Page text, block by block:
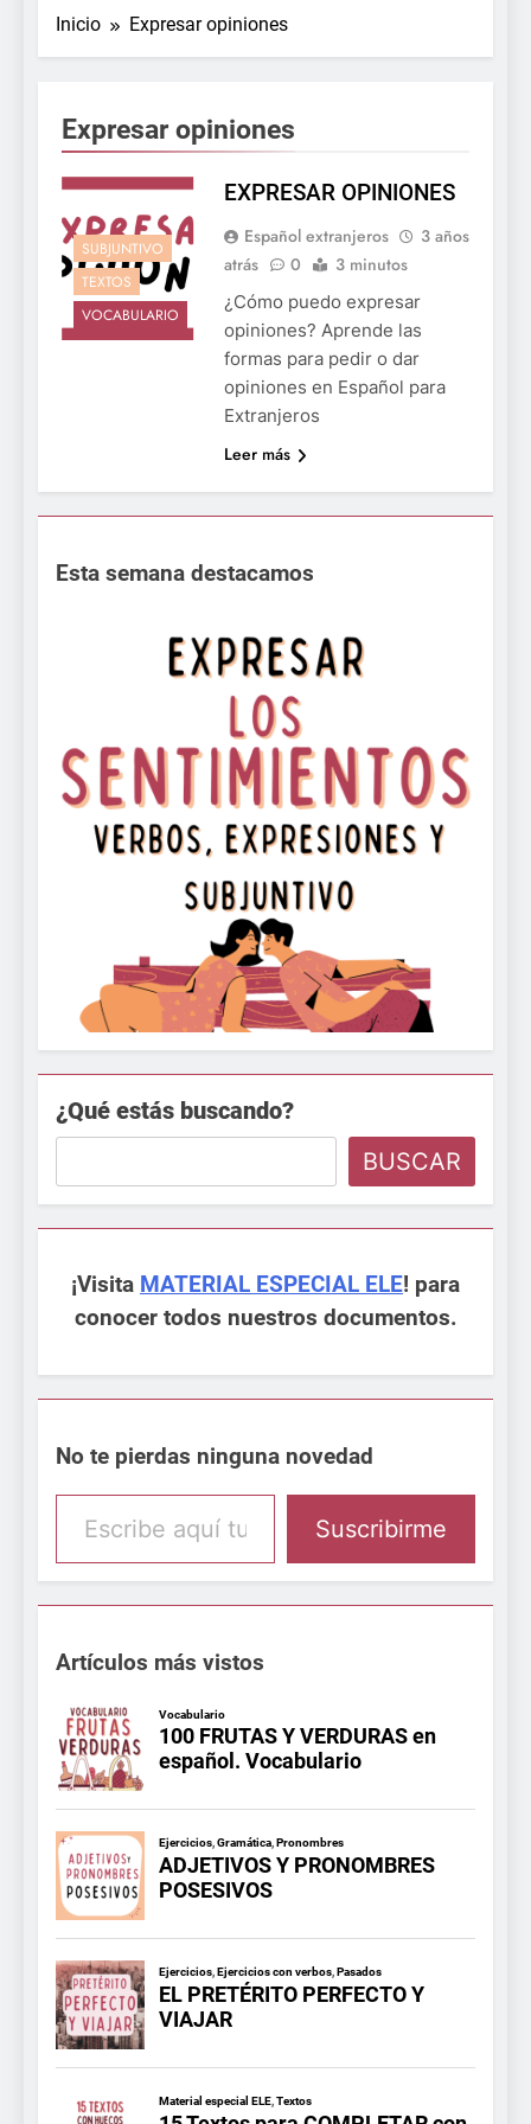
Inicio Expresar opiniones
Expresar opiniones
SUBJUNTIVO
TEXTOS
VOCABULARIO
EXPRESAR OPINIONES
Español extranjeros
3 años
atrás
0 3 minutos
¿Cómo puedo expresar
opiniones? Aprende las
formas para pedir o dar
opiniones en Español para
Extranjeros
Leer más
Esta semana destacamos
¿Qué estás buscando?
BUSCAR
¡Visita MATERIAL ESPECIAL ELE! para
conocer todos nuestros documentos.
No te pierdas ninguna novedad
Escribe aquí tu email
Suscribirme
Artículos más vistos